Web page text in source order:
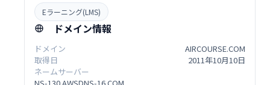
Eラーニング(LMS)
ドメイン情報
ドメイン
AIRCOURSE.COM
取得日
2011年10月10日
ネームサーバー